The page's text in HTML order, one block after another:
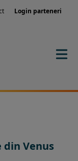
Login parteneri
Venus